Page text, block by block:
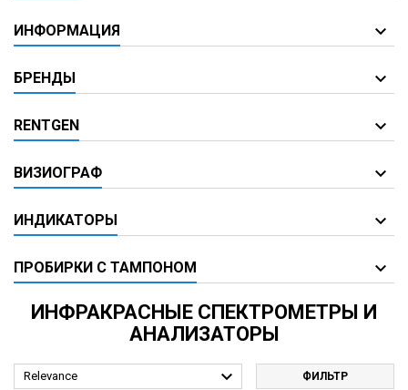
ИНФОРМАЦИЯ
БРЕНДЫ
RENTGEN
ВИЗИОГРАФ
ИНДИКАТОРЫ
ПРОБИРКИ С ТАМПОНОМ
ИНФРАКРАСНЫЕ СПЕКТРОМЕТРЫ И
АНАЛИЗАТОРЫ
Relevance  ФИЛЬТР